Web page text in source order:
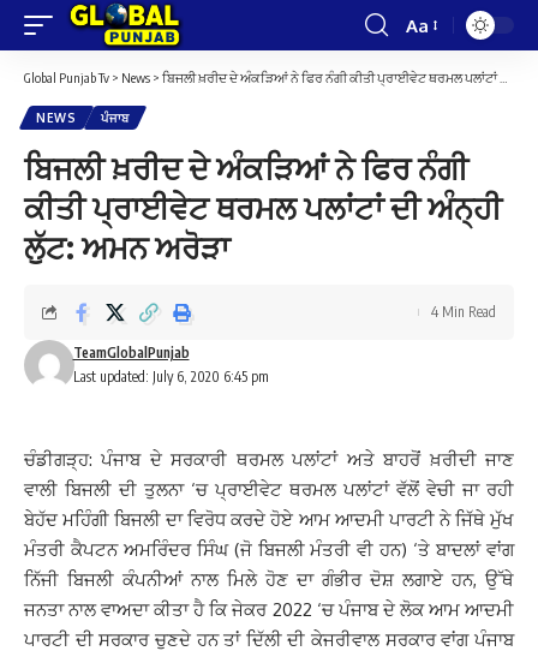
Font
Resizer
Aa
Global Punjab Tv > News > ਬਿਜਲੀ ਖ਼ਰੀਦ ਦੇ ਅੰਕੜਿਆਂ ਨੇ ਫਿਰ ਨੰਗੀ ਕੀਤੀ ਪ੍ਰਾਈਵੇਟ ਥਰਮਲ ਪਲਾਂਟਾਂ ਦੀ ਅੰਨ੍ਹੀ ਲੁੱਟ: ਅਮਨ ਅਰੋੜਾ
NEWS ਪੰਜਾਬ
ਬਿਜਲੀ ਖ਼ਰੀਦ ਦੇ ਅੰਕੜਿਆਂ ਨੇ ਫਿਰ ਨੰਗੀ
ਕੀਤੀ ਪ੍ਰਾਈਵੇਟ ਥਰਮਲ ਪਲਾਂਟਾਂ ਦੀ ਅੰਨ੍ਹੀ
ਲੁੱਟ: ਅਮਨ ਅਰੋੜਾ
Last updated: July 6, 2020 6:45 pm
TeamGlobalPunjab
4 Min Read
ਚੰਡੀਗੜ੍ਹ: ਪੰਜਾਬ ਦੇ ਸਰਕਾਰੀ ਥਰਮਲ ਪਲਾਂਟਾਂ ਅਤੇ ਬਾਹਰੋਂ ਖ਼ਰੀਦੀ ਜਾਣ
ਵਾਲੀ ਬਿਜਲੀ ਦੀ ਤੁਲਨਾ ‘ਚ ਪ੍ਰਾਈਵੇਟ ਥਰਮਲ ਪਲਾਂਟਾਂ ਵੱਲੋਂ ਵੇਚੀ ਜਾ ਰਹੀ
ਬੇਹੱਦ ਮਹਿੰਗੀ ਬਿਜਲੀ ਦਾ ਵਿਰੋਧ ਕਰਦੇ ਹੋਏ ਆਮ ਆਦਮੀ ਪਾਰਟੀ ਨੇ ਜਿੱਥੇ ਮੁੱਖ
ਮੰਤਰੀ ਕੈਪਟਨ ਅਮਰਿੰਦਰ ਸਿੰਘ (ਜੋ ਬਿਜਲੀ ਮੰਤਰੀ ਵੀ ਹਨ) ‘ਤੇ ਬਾਦਲਾਂ ਵਾਂਗ
ਨਿੱਜੀ ਬਿਜਲੀ ਕੰਪਨੀਆਂ ਨਾਲ ਮਿਲੇ ਹੋਣ ਦਾ ਗੰਭੀਰ ਦੋਸ਼ ਲਗਾਏ ਹਨ, ਉੱਥੇ
ਜਨਤਾ ਨਾਲ ਵਾਅਦਾ ਕੀਤਾ ਹੈ ਕਿ ਜੇਕਰ 2022 ‘ਚ ਪੰਜਾਬ ਦੇ ਲੋਕ ਆਮ ਆਦਮੀ
ਪਾਰਟੀ ਦੀ ਸਰਕਾਰ ਚੁਣਦੇ ਹਨ ਤਾਂ ਦਿੱਲੀ ਦੀ ਕੇਜਰੀਵਾਲ ਸਰਕਾਰ ਵਾਂਗ ਪੰਜਾਬ